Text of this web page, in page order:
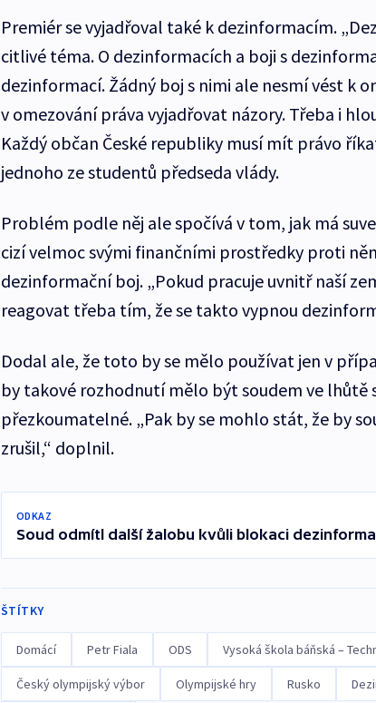
Premiér se vyjadřoval také k dezinformacím.
citlivé téma. O dezinformacích a boji s
dezinformací. Žádný boj s nimi ale nesmí vést k
v omezování práva vyjadřovat názory. Třeba i
Každý občan České republiky musí mít právo
jednoho ze studentů předseda vlády.
Problém podle něj ale spočívá v tom, jak má
cizí velmoc svými finančními prostředky proti
dezinformační boj. „Pokud pracuje uvnitř naší
reagovat třeba tím, že se takto vypnou
Dodal ale, že toto by se mělo používat jen v
by takové rozhodnutí mělo být soudem ve lhůtě
přezkoumatelné. „Pak by se mohlo stát, že by
zrušil,“ doplnil.
ODKAZ
Soud odmítl další žalobu kvůli blokaci
ŠTÍTKY
Domácí Petr Fiala ODS Vysoká škola báňská –
Český olympijský výbor Olympijské hry Rusko